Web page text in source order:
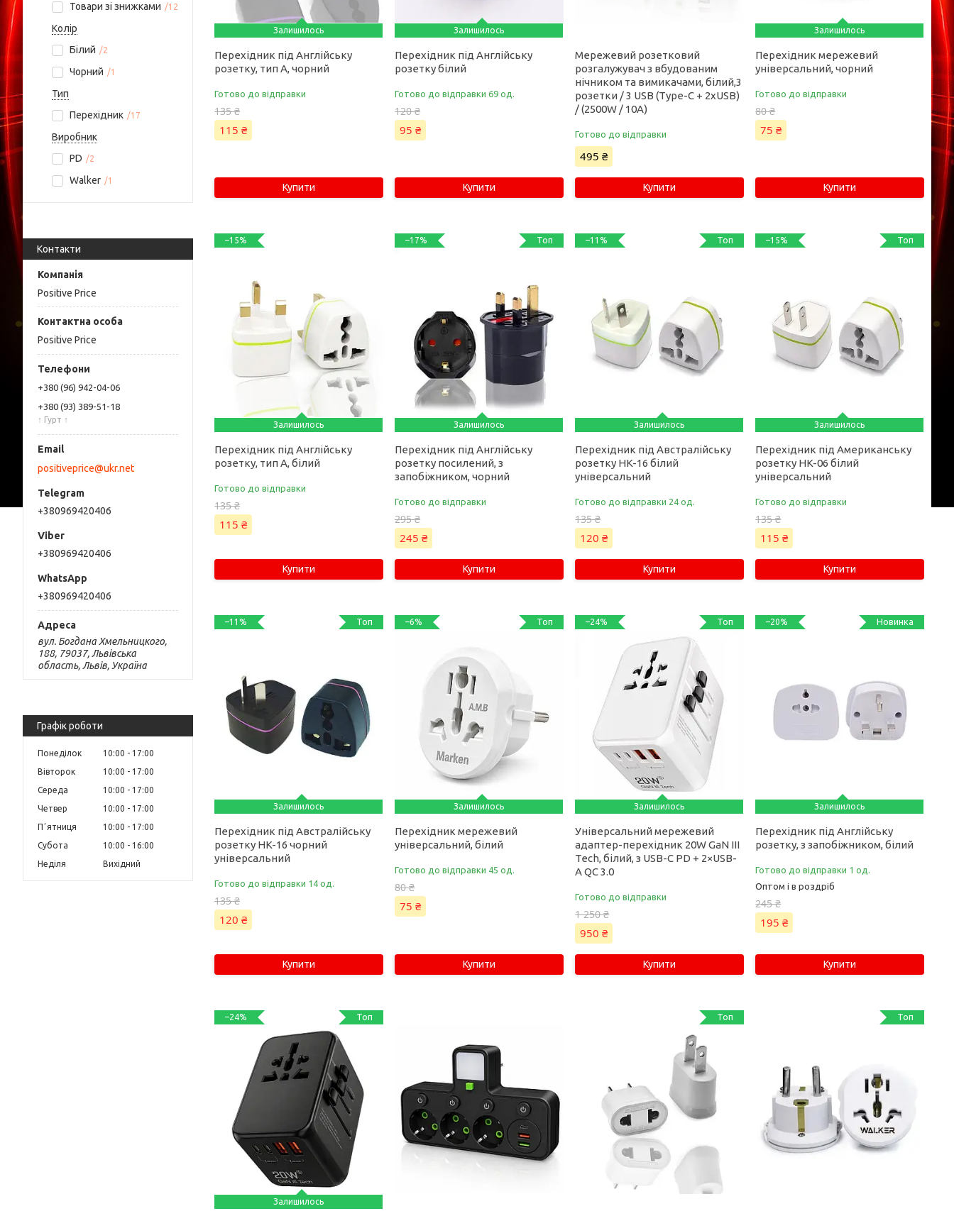
Товари зі знижками
12
Колір
Білий
2
Чорний 1
Тип
Перехідник
17
Виробник
PD
2
Walker 1
Контакти
Positive Price
Positive Price
+380 (96) 942-04-06
+380 (93) 389-51-18
↑ Гурт ↑
positiveprice@ukr.net
+380969420406
+380969420406
+380969420406
вул. Богдана Хмельницкого,
188, 79037, Львівська
область, Львів, Україна
Графік роботи
Понеділок 10:00
17:00
Вівторок
10:00
17:00
Середа
10:00
17:00
Четвер
10:00
17:00
Пʼятниця
10:00
17:00
Субота
10:00
16:00
Неділя
Вихідний
Залишилось
Перехідник під Англійську
розетку, тип А, чорний
Готово до відправки
135 ₴
115 ₴
Купити
Залишилось
Перехідник під Англійську
розетку білий
Готово до відправки 69 од.
120 ₴
95 ₴
Купити
Мережевий розетковий
розгалужувач з вбудованим
нічником та вимикачами, білий,3
розетки / 3 USB (Type-C + 2xUSB)
/ (2500W / 10A)
Готово до відправки
495 ₴
Купити
Залишилось
Перехідник мережевий
універсальний, чорний
Готово до відправки
80 ₴
75 ₴
Купити
–15%
Залишилось
Перехідник під Англійську
розетку, тип А, білий
Готово до відправки
135 ₴
115 ₴
Купити
–17%
Залишилось
Топ
Перехідник під Англійську
розетку посилений, з
запобіжником, чорний
Готово до відправки
295 ₴
245 ₴
Купити
–11%
Залишилось
Топ
Перехідник під Австралійську
розетку HK-16 білий
універсальний
Готово до відправки 24 од.
135 ₴
120 ₴
Купити
–15%
Залишилось
Топ
Перехідник під Американську
розетку HK-06 білий
універсальний
Готово до відправки
135 ₴
115 ₴
Купити
–11%
Залишилось
Топ
Перехідник під Австралійську
розетку HK-16 чорний
універсальний
Готово до відправки 14 од.
135 ₴
120 ₴
Купити
–6%
Залишилось
Топ
Перехідник мережевий
універсальний, білий
Готово до відправки 45 од.
80 ₴
75 ₴
Купити
–24%
Залишилось
Топ
Універсальний мережевий
адаптер-перехідник 20W GaN III
Tech, білий, з USB-C PD + 2×USB-
A QC 3.0
Готово до відправки
1 250 ₴
950 ₴
Купити
–20%
Залишилось
Новинка
Перехідник під Англійську
розетку, з запобіжником, білий
Готово до відправки 1 од.
Оптом і в роздріб
245 ₴
195 ₴
Купити
–24%
Залишилось
Топ Топ Топ